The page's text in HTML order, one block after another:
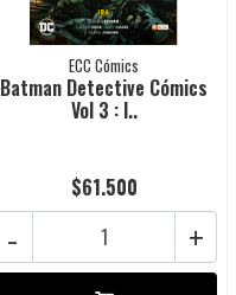
ECC Cómics
Batman Detective Cómics
Vol 3 : I..
$61.500
+
-